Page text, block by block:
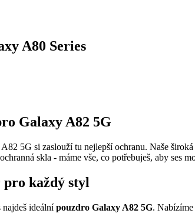
A80 Series
Galaxy A82 5G
5G si zaslouží tu nejlepší ochranu. Naše
skla - máme vše, co potřebuješ, aby ses
pro každý styl
najdeš ideálnípouzdro Galaxy A82 5G.